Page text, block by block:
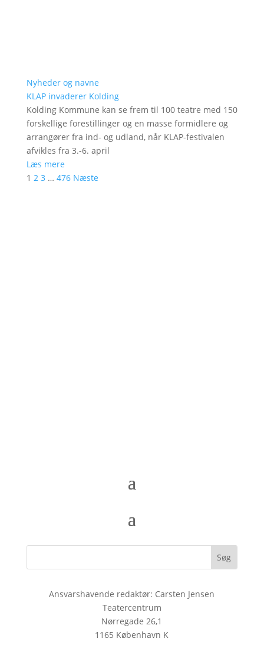
Nyheder og navne
KLAP invaderer Kolding
Kolding Kommune kan se frem til 100 teatre med 150
forskellige forestillinger og en masse formidlere og
arrangører fra ind- og udland, når KLAP-festivalen
afvikles fra 3.-6. april
Læs mere
1 2 3 … 476 Næste
Ansvarshavende redaktør: Carsten Jensen
Teatercentrum
Nørregade 26,1
1165 København K